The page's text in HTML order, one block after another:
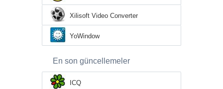
Xilisoft Video Converter
YoWindow
En son güncellemeler
ICQ